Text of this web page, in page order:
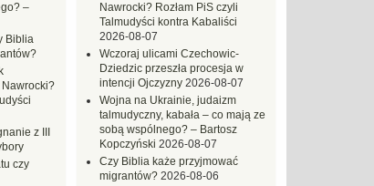
Nawrocki? Rozłam PiS czyli
Talmudyści kontra Kabaliści
2026-08-07
Wczoraj ulicami Czechowic-
Dziedzic przeszła procesja w
intencji Ojczyzny 2026-08-07
Wojna na Ukrainie, judaizm
talmudyczny, kabała – co mają ze
sobą wspólnego? – Bartosz
Kopczyński 2026-08-07
Czy Biblia każe przyjmować
migrantów? 2026-08-06
–
Biblia
Nawrocki?
z III
czy